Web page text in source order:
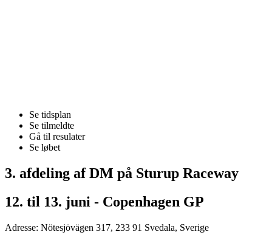
Se tidsplan
Se tilmeldte
Gå til resulater
Se løbet
3. afdeling af DM på Sturup Raceway
12. til 13. juni - Copenhagen GP
Adresse: Nötesjövägen 317, 233 91 Svedala, Sverige